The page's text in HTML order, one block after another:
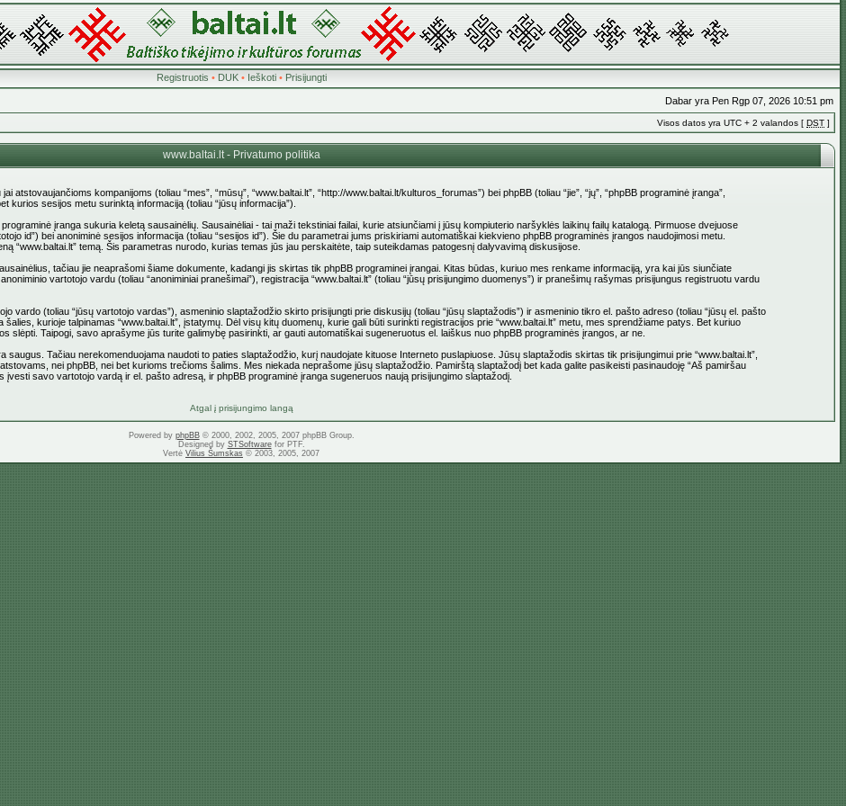
Registruotis • DUK• Ieškoti• Prisijungti
Dabar yra Pen Rgp 07, 2026 10:51 pm
Visos datos yra UTC + 2 valandos [ DST ]
www.baltai.lt - Privatumo politika
atstovaujančioms kompanijoms (toliau “mes”, “mūsų”, “www.baltai.lt”, “http://www.baltai.lt/kulturos_forumas”) bei phpBB (toliau “jie”, “jų”, “phpBB programinė įranga”,
kurios sesijos metu surinktą informaciją (toliau “jūsų informacija”).
įranga sukuria keletą sausainėlių. Sausainėliai - tai maži tekstiniai failai, kurie atsiunčiami į jūsų kompiuterio naršyklės laikinų failų katalogą. Pirmuose dvejuose
id”) bei anoniminė sesijos informacija (toliau “sesijos id”). Šie du parametrai jums priskiriami automatiškai kiekvieno phpBB programinės įrangos naudojimosi metu.
“www.baltai.lt” temą. Šis parametras nurodo, kurias temas jūs jau perskaitėte, taip suteikdamas patogesnį dalyvavimą diskusijose.
tačiau jie neaprašomi šiame dokumente, kadangi jis skirtas tik phpBB programinei įrangai. Kitas būdas, kuriuo mes renkame informaciją, yra kai jūs siunčiate
vartotojo vardu (toliau “anoniminiai pranešimai”), registracija “www.baltai.lt” (toliau “jūsų prisijungimo duomenys”) ir pranešimų rašymas prisijungus registruotu vardu
vardo (toliau “jūsų vartotojo vardas”), asmeninio slaptažodžio skirto prisijungti prie diskusijų (toliau “jūsų slaptažodis”) ir asmeninio tikro el. pašto adreso (toliau “jūsų el. pašto
kurioje talpinamas “www.baltai.lt”, įstatymų. Dėl visų kitų duomenų, kurie gali būti surinkti registracijos prie “www.baltai.lt” metu, mes sprendžiame patys. Bet kuriuo
slėpti. Taipogi, savo aprašyme jūs turite galimybę pasirinkti, ar gauti automatiškai sugeneruotus el. laiškus nuo phpBB programinės įrangos, ar ne.
Tačiau nerekomenduojama naudoti to paties slaptažodžio, kurį naudojate kituose Interneto puslapiuose. Jūsų slaptažodis skirtas tik prisijungimui prie “www.baltai.lt”,
nei phpBB, nei bet kurioms trečioms šalims. Mes niekada neprašome jūsų slaptažodžio. Pamirštą slaptažodį bet kada galite pasikeisti pasinaudoję “Aš pamiršau
savo vartotojo vardą ir el. pašto adresą, ir phpBB programinė įranga sugeneruos naują prisijungimo slaptažodį.
Atgal į prisijungimo langą
Powered by phpBB© 2000, 2002, 2005, 2007 phpBB Group.
Designed by STSoftwarefor PTF.
Vertė Vilius Šumskas © 2003, 2005, 2007